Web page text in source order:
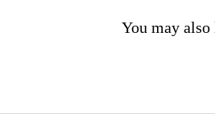
You may